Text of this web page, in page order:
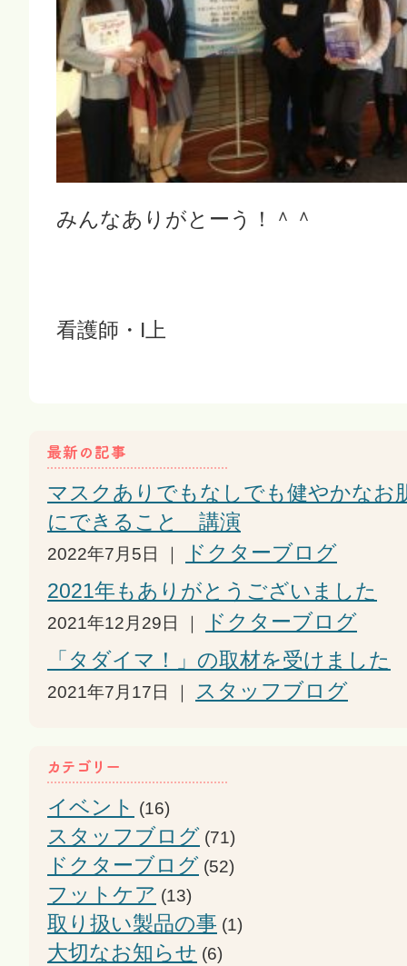
みんなありがとーう！＾＾
看護師・I上
マスクありでもなしでも健やかなお
にできること 講演
2022年7月5日 ｜
ドクターブログ
2021年もありがとうございました
2021年12月29日 ｜
ドクターブログ
「タダイマ！」の取材を受けました
2021年7月17日 ｜ スタッフブログ
イベント (16)
スタッフブログ (71)
ドクターブログ (52)
フットケア (13)
取り扱い製品の事 (1)
大切なお知らせ (6)